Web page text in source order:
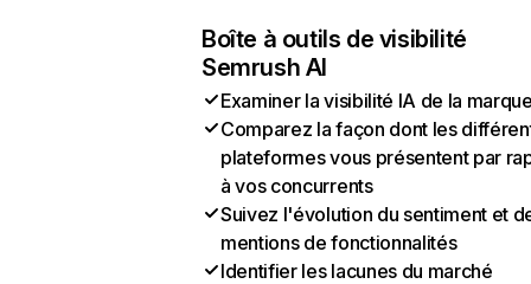
Boîte à outils de visibilité
Semrush AI
Examiner la visibilité IA de la
Comparez la façon dont les
plateformes vous présentent par
à vos concurrents
Suivez l'évolution du sentiment et
mentions de fonctionnalités
Identifier les lacunes du marché